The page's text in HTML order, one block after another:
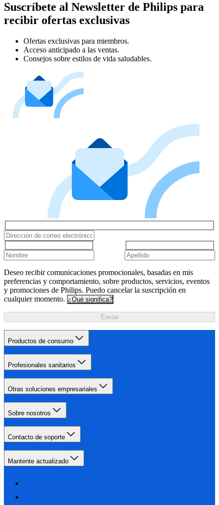
Suscríbete al Newsletter de Philips para
recibir ofertas exclusivas
Ofertas exclusivas para miembros.
Acceso anticipado a las ventas.
Consejos sobre estilos de vida saludables.
Deseo recibir comunicaciones promocionales, basadas en mis
preferencias y comportamiento, sobre productos, servicios, eventos
y promociones de Philips. Puedo cancelar la suscripción en
cualquier momento. ¿Qué significa?
Enviar
Productos de consumo
Profesionales sanitarios
Otras soluciones empresariales
Sobre nosotros
Contacto de soporte
Mantente actualizado